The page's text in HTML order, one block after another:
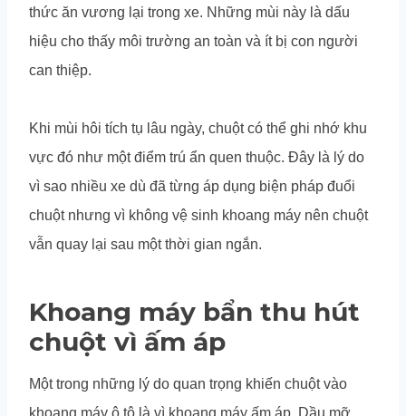
thức ăn vương lại trong xe. Những mùi này là dấu
hiệu cho thấy môi trường an toàn và ít bị con người
can thiệp.
Khi mùi hôi tích tụ lâu ngày, chuột có thể ghi nhớ khu
vực đó như một điểm trú ẩn quen thuộc. Đây là lý do
vì sao nhiều xe dù đã từng áp dụng biện pháp đuổi
chuột nhưng vì không vệ sinh khoang máy nên chuột
vẫn quay lại sau một thời gian ngắn.
Khoang máy bẩn thu hút
chuột vì ấm áp
Một trong những lý do quan trọng khiến chuột vào